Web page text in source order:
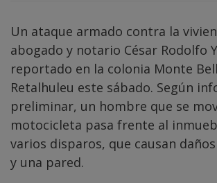
Un ataque armado contra la
abogado y notario César Rodolfo
reportado en la colonia Monte
Retalhuleu este sábado. Según
preliminar, un hombre que se
motocicleta pasa frente al
varios disparos, que causan
y una pared.